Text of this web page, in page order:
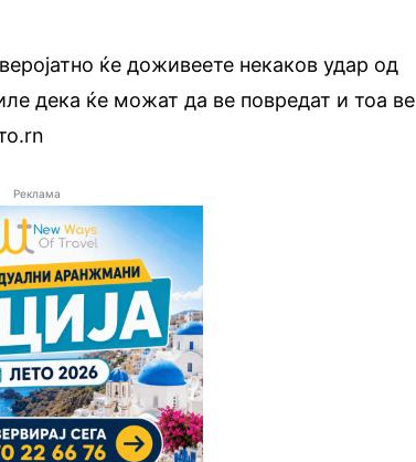
ќе доживеете некаков удар од
дека ќе можат да ве повредат и тоа ве
Реклама